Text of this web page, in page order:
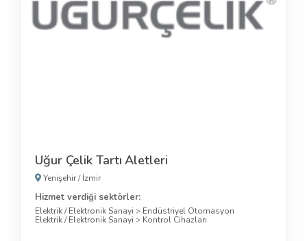
Uğur Çelik Tartı Aletleri
Yenişehir/İzmir
Hizmet verdiği sektörler:
Elektrik / Elektronik Sanayi > Endüstriyel Otomasyon
Elektrik / Elektronik Sanayi > Kontrol Cihazları